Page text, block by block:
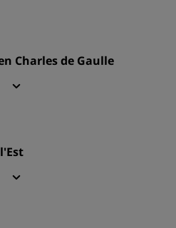
Charles de Gaulle